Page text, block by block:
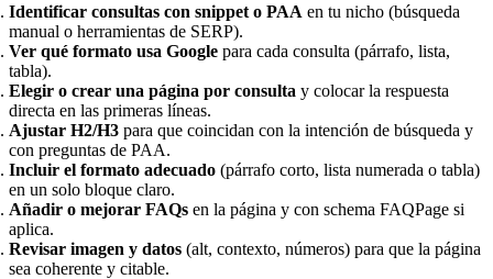
Identificar consultas con snippet o PAA en tu nicho (búsqueda
manual o herramientas de SERP).
Ver qué formato usa Google para cada consulta (párrafo, lista,
tabla).
Elegir o crear una página por consulta y colocar la respuesta
directa en las primeras líneas.
Ajustar H2/H3 para que coincidan con la intención de búsqueda y
con preguntas de PAA.
Incluir el formato adecuado (párrafo corto, lista numerada o tabla)
en un solo bloque claro.
Añadir o mejorar FAQs en la página y con schema FAQPage si
aplica.
Revisar imagen y datos (alt, contexto, números) para que la página
sea coherente y citable.